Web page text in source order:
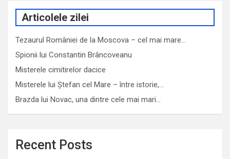
Articolele zilei
Tezaurul României de la Moscova – cel mai mare…
Spionii lui Constantin Brâncoveanu
Misterele cimitirelor dacice
Misterele lui Ștefan cel Mare – între istorie,…
Brazda lui Novac, una dintre cele mai mari…
Recent Posts